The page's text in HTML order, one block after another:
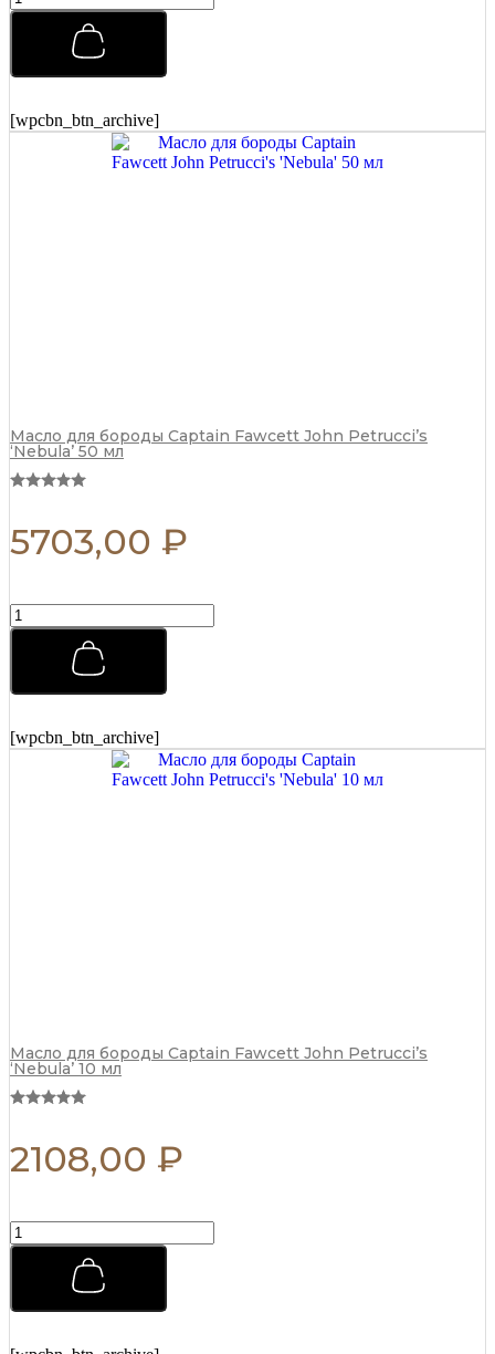
после
Fawcett
125
мл
[wpcbn_btn_archive]
Масло для бороды Captain Fawcett John Petrucci’s
‘Nebula’ 50 мл
5703,00 ₽
Бальзам
после
Fawcett
125
мл
[wpcbn_btn_archive]
Масло для бороды Captain Fawcett John Petrucci’s
‘Nebula’ 10 мл
2108,00 ₽
Бальзам
после
Fawcett
125